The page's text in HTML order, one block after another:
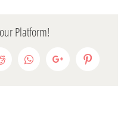
Platform!
RedditWhatsappGoogle+